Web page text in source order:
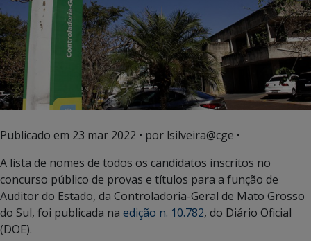
Publicado em 23 mar 2022 • por lsilveira@cge •
A lista de nomes de todos os candidatos inscritos no
concurso público de provas e títulos para a função de
Auditor do Estado, da Controladoria-Geral de Mato Grosso
do Sul, foi publicada na edição n. 10.782, do Diário Oficial
(DOE).